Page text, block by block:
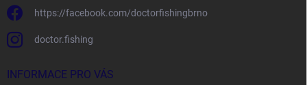
https://facebook.com/doctorfishingbrno
doctor.fishing
INFORMACE PRO VÁS